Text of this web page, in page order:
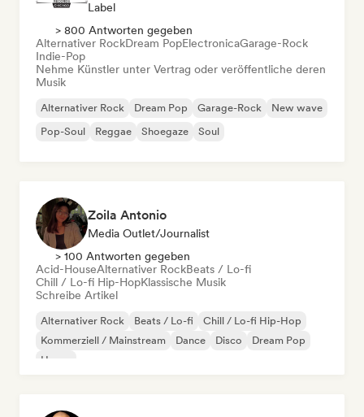
Label
> 800 Antworten gegeben
Alternativer RockDream PopElectronicaGarage-Rock
Indie-Pop
Nehme Künstler unter Vertrag oder veröffentliche deren
Musik
Alternativer Rock Dream Pop Garage-Rock
New wave
Pop-Soul
Reggae Shoegaze Soul
Zoila Antonio
Media Outlet/Journalist
> 100 Antworten gegeben
Acid-HouseAlternativer RockBeats / Lo-fi
Chill / Lo-fi Hip-HopKlassische Musik
Schreibe Artikel
Alternativer Rock Beats / Lo-fi
Chill / Lo-fi Hip-Hop
Kommerziell / Mainstream
Dance Disco
Dream Pop
House